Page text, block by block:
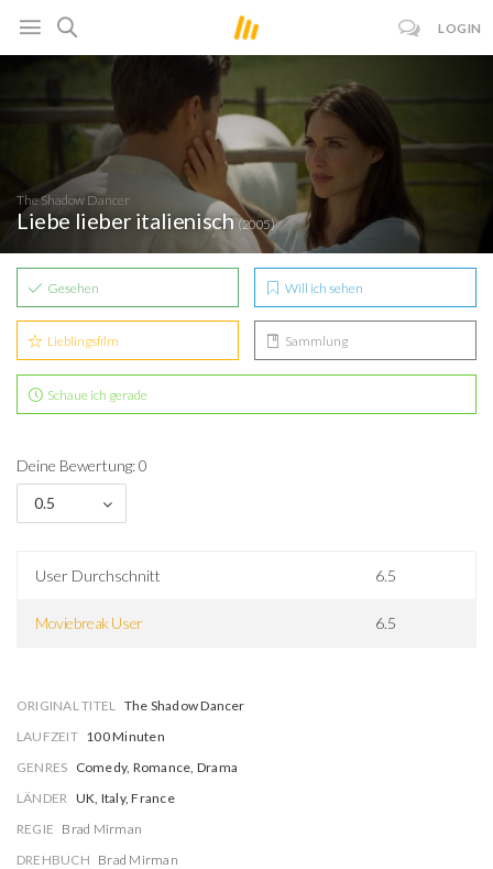
LOGIN
The Shadow Dancer
Liebe lieber italienisch(2005)
Gesehen Will ich sehen
Lieblingsfilm Sammlung
Schaue ich gerade
Deine Bewertung: 0
0.5
User Durchschnitt 6.5
Moviebreak User 6.5
ORIGINAL TITEL The Shadow Dancer
LAUFZEIT 100 Minuten
GENRES Comedy, Romance, Drama
LÄNDER UK, Italy, France
REGIE Brad Mirman
DREHBUCH Brad Mirman